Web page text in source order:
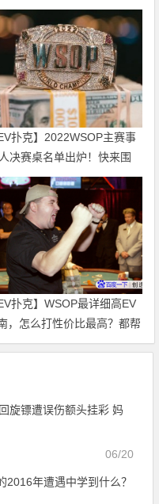
EV扑克】2022WSOP主赛事
决赛桌名单出炉！快来围
EV扑克】WSOP最详细高EV
，怎么打性价比最高？都帮
理好了！
旋镖遭误伤额头挂彩 妈
06/20
2016年遭遇中学到什么？